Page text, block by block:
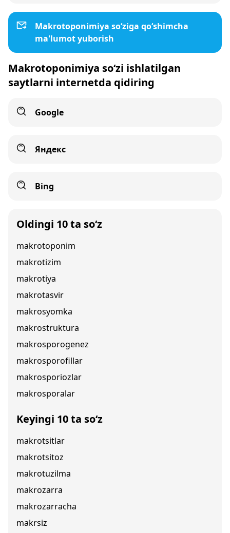
Makrotoponimiya so‘ziga qo‘shimcha
ma'lumot yuborish
Makrotoponimiya so‘zi ishlatilgan
saytlarni internetda qidiring
Google
Яндекс
Bing
Oldingi 10 ta so‘z
makrotoponim
makrotizim
makrotiya
makrotasvir
makrosyomka
makrostruktura
makrosporogenez
makrosporofillar
makrosporiozlar
makrosporalar
Keyingi 10 ta so‘z
makrotsitlar
makrotsitoz
makrotuzilma
makrozarra
makrozarracha
makrsiz